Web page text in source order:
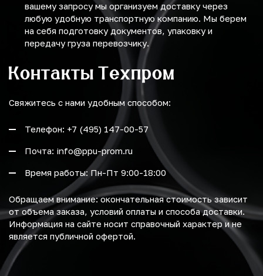
вашему запросу мы организуем доставку через
любую удобную транспортную компанию. Мы берем
на себя подготовку документов, упаковку и
передачу груза перевозчику.
Контакты Техпром
Свяжитесь с нами удобным способом:
Телефон: +7 (495) 147-00-57
Почта: info@ppu-prom.ru
Время работы: Пн-Пт 9:00-18:00
Обращаем внимание: окончательная стоимость зависит
от объема заказа, условий оплаты и способа доставки.
Информация на сайте носит справочный характер и не
является публичной офертой.